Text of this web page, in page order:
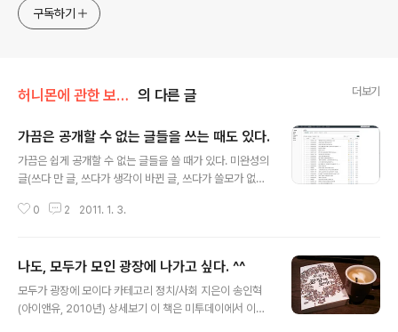
지켜봐주세요!! ^^
구독하기
허니몬에 관한 보고서/허니몬의 취미생활 의 다른 글 더보기
가끔은 공개할 수 없는 글들을 쓰는 때도 있다.
가끔은 쉽게 공개할 수 없는 글들을 쓸 때가 있다. 미완성의
글(쓰다 만 글, 쓰다가 생각이 바뀐 글, 쓰다가 쓸모가 없어
글 그 외에도 여러 이유로 공개하기 망설여지는 때가 있다.
0 2 2011. 1. 3.
나도, 모두가 모인 광장에 나가고 싶다. ^^
모두가 광장에 모이다 카테고리 정치/사회 지은이 송인혁
(아이앤유, 2010년) 상세보기 이 책은 미투데이에서 이벤